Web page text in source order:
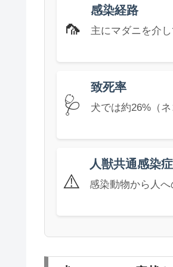
🦟
感染経路
主にマダニを介
🩺
致死率
犬では約26%（ネ
⚠️
人獣共通感染症
感染動物から人